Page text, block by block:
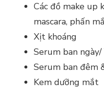
Các đồ make up
mascara, phấn
Xịt khoáng
Serum ban
Serum ban đêm
Kem dưỡng mắt